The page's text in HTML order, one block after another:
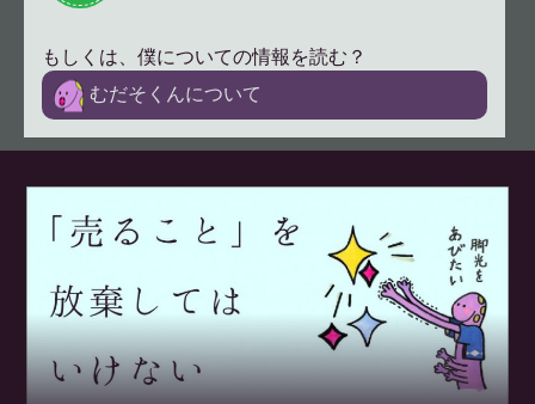
もしくは、僕についての情報を読む？
むだそくんについて
2018年12月12日